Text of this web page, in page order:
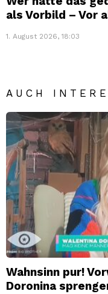
als Vorbild – Vor
1. August 2026, 18:03
AUCH
Wahnsinn pur!
Doronina